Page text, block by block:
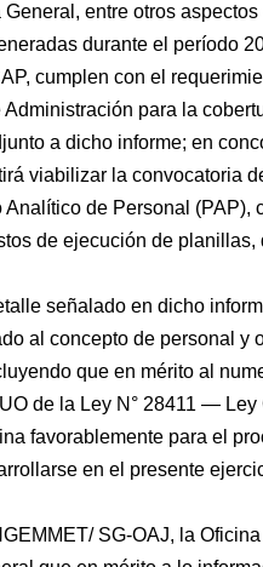
entre otros
durante el período
cumplen con el
para la
a dicho informe; en
viabilizar la convocatoria
de Personal (PAP),
de ejecución de planillas,
señalado en dicho
al concepto de personal y
que en mérito al
de la Ley N° 28411 — Ley
favorablemente para el
en el presente
SG-OAJ, la